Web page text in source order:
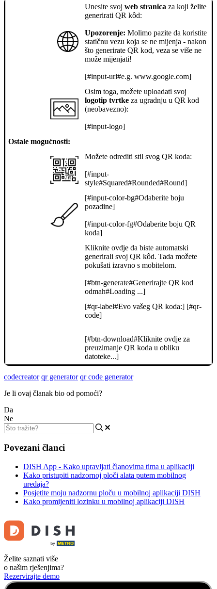
Unesite svojweb stranica za koji želite
generirati QR kôd:
Upozorenje: Molimo pazite da koristite
statičnu vezu koja se ne mijenja - nakon
što generirate QR kod, veza se više ne
može mijenjati!
[#input-url#e.g. www.google.com]
Osim toga, možete uploadati svoj
logotip tvrtke za ugradnju u QR kod
(neobavezno):
[#input-logo]
Ostale mogućnosti:
Možete odrediti stil svog QR koda:
[#input-
style#Squared#Rounded#Round]
[#input-color-bg#Odaberite boju
pozadine]
[#input-color-fg#Odaberite boju QR
koda]
Kliknite ovdje da biste automatski
generirali svoj QR kôd. Tada možete
pokušati izravno s mobitelom.
[#btn-generate#Generirajte QR kod
odmah#Loading ...]
[#qr-label#Evo vašeg QR koda:] [#qr-
code]
[#btn-download#Kliknite ovdje za
preuzimanje QR koda u obliku
datoteke...]
codecreator qr generator qr code generator
Je li ovaj članak bio od pomoći?
Da
Ne
Povezani članci
DISH App - Kako upravljati članovima tima u aplikaciji
Kako pristupiti nadzornoj ploči alata putem mobilnog
uređaja?
Posjetite moju nadzornu ploču u mobilnoj aplikaciji DISH
Kako promijeniti lozinku u mobilnoj aplikaciji DISH
Želite saznati više
o našim rješenjima?
Rezervirajte demo